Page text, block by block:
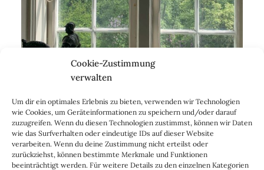
Cookie-Zustimmung
verwalten
Um dir ein optimales Erlebnis zu bieten, verwenden wir Technologien
wie Cookies, um Geräteinformationen zu speichern und/oder darauf
zuzugreifen. Wenn du diesen Technologien zustimmst, können wir Daten
wie das Surfverhalten oder eindeutige IDs auf dieser Website
verarbeiten. Wenn du deine Zustimmung nicht erteilst oder
zurückziehst, können bestimmte Merkmale und Funktionen
beeinträchtigt werden. Für weitere Details zu den einzelnen Kategorien